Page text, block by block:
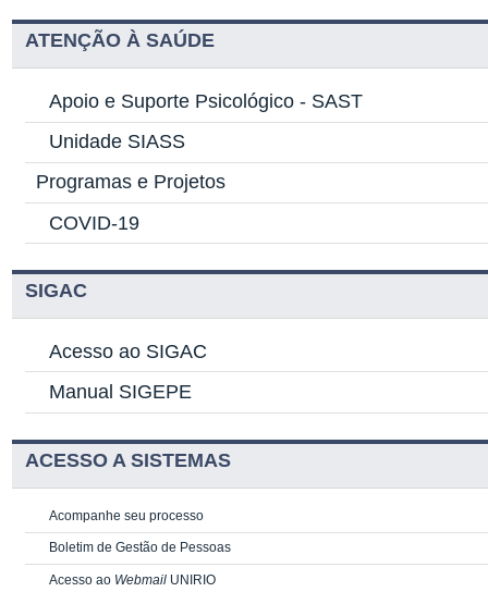
ATENÇÃO À SAÚDE
Apoio e Suporte Psicológico - SAST
Unidade SIASS
Programas e Projetos
COVID-19
SIGAC
Acesso ao SIGAC
Manual SIGEPE
ACESSO A SISTEMAS
Acompanhe seu processo
Boletim de Gestão de Pessoas
Acesso ao Webmail UNIRIO